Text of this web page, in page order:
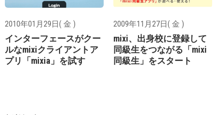
2010年01月29日( 金 )
インターフェースがクー
ルなmixiクライアントア
プリ「mixia」を試す
2009年11月27日( 金 )
mixi、出身校に登録して
同級生をつながる「mixi
同級生」をスタート